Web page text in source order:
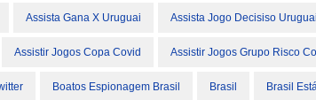
Assista Gana X Uruguai Assista Jogo Decisiso Uruguai
Assistir Jogos Copa Covid Assistir Jogos Grupo Risco
Boatos Espionagem Brasil Brasil Brasil